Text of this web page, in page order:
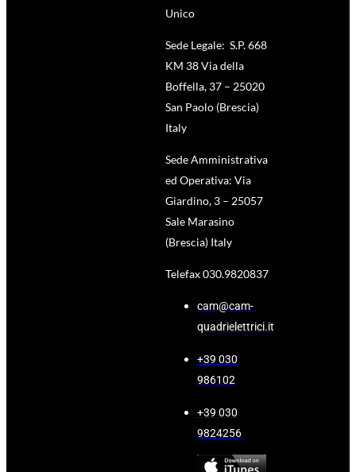
Unico
Sede Legale: S.P. 668
KM 38 Via della
Boffella, 37 – 25020
San Paolo (Brescia)
Italy
Sede Amministrativa
ed Operativa: Via
Giardino, 3 – 25057
Sale Marasino
(Brescia) Italy
Telefax 030.9820837
cam@cam-
quadrielettrici.it
+39 030
986102
+39 030
9824256